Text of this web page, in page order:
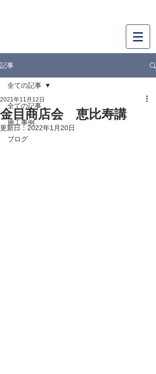
記事
全ての記事
施工事例
ブログ
全ての記事
金目商店会 恵比寿講
2021年11月12日
更新日： 2022年1月20日